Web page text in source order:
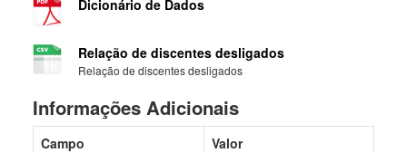
Dicionário de Dados
Relação de discentes desligados
Relação de discentes desligados
Informações Adicionais
Campo
Valor